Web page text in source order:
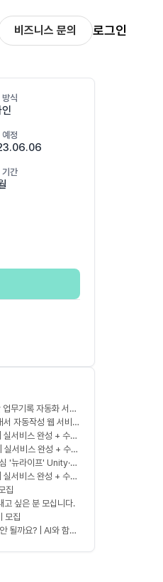
비즈니스 문의 로그인
식
정
기간
무기록 자동화 서비
자동작성 웹 서비스
지니어 모집
서비스 완성 + 수익
실서비스 완성 + 수익
'뉴라이프' Unity·서
서비스 완성 + 수익
집
고 싶은 분 모십니다.
모집